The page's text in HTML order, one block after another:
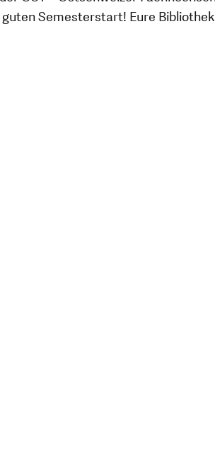
Semesterstart! Eure